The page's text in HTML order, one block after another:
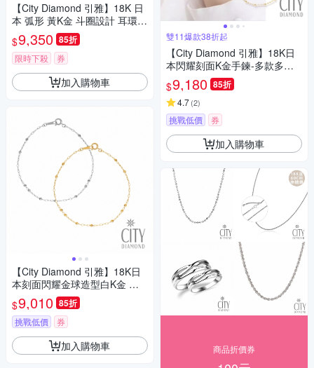
【City Diamond 引雅】18K 日
本 弧形 黃K金 斗圈設計 耳環
(東京Yuki系列)
$9,350 85折
限時下殺 券
加入購物車
【City Diamond 引雅】18K日
本刻面閃耀金球造型白K金 黃K
金 手鍊-雙色任選(東京Yuki表參
道系列)
$9,010 85折
挑戰低價 券
加入購物車
雙11爆款38折起
【City Diamond 引雅】18K日
本閃耀刻面K金手鍊-多款多色
任選(東京Yuki表參道系列)
$9,180 85折
4.7(2)
挑戰低價 券
加入購物車
商品折價券